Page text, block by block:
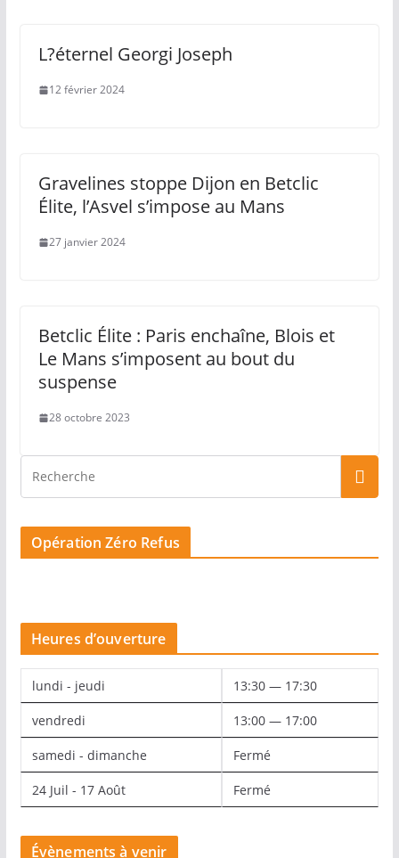
L?éternel Georgi Joseph
12 février 2024
Gravelines stoppe Dijon en Betclic
Élite, l’Asvel s’impose au Mans
27 janvier 2024
Betclic Élite : Paris enchaîne, Blois et
Le Mans s’imposent au bout du
suspense
28 octobre 2023
Opération Zéro Refus
Heures d’ouverture
lundi - jeudi 13:30 — 17:30
vendredi 13:00 — 17:00
samedi - dimanche Fermé
24 Juil - 17 Août Fermé
Évènements à venir